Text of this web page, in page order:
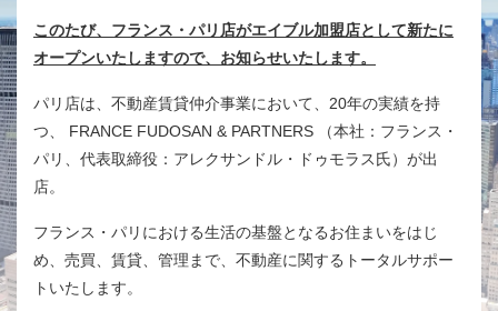
このたび、フランス・パリ店がエイブル加盟店として新たに
オープンいたしますので、お知らせいたします。
パリ店は、不動産賃貸仲介事業において、20年の実績を持
つ、 FRANCE FUDOSAN & PARTNERS （本社：フランス・
パリ、代表取締役：アレクサンドル・ドゥモラス氏）が出
店。
フランス・パリにおける生活の基盤となるお住まいをはじ
め、売買、賃貸、管理まで、不動産に関するトータルサポー
トいたします。